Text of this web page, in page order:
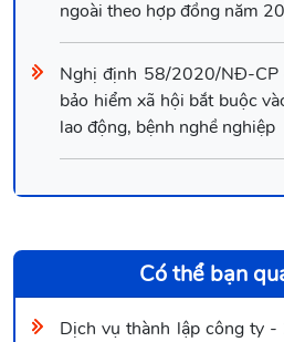
ngoài theo hợp đồng năm
Nghị định 58/2020/NĐ-CP
bảo hiểm xã hội bắt buộc
lao động, bệnh nghề nghiệp
Có thể bạn
Dịch vụ thành lập công ty